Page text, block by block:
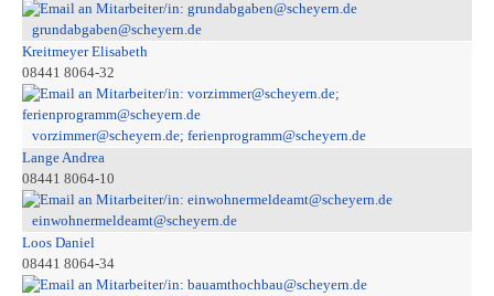
grundabgaben@scheyern.de
Kreitmeyer Elisabeth
08441 8064-32
vorzimmer@scheyern.de; ferienprogramm@scheyern.de
Lange Andrea
08441 8064-10
einwohnermeldeamt@scheyern.de
Loos Daniel
08441 8064-34